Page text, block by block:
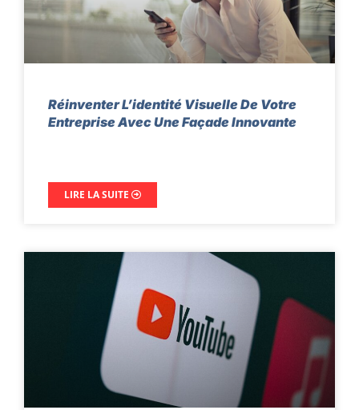
Réinventer L’identité Visuelle De Votre
Entreprise Avec Une Façade Innovante
LIRE LA SUITE